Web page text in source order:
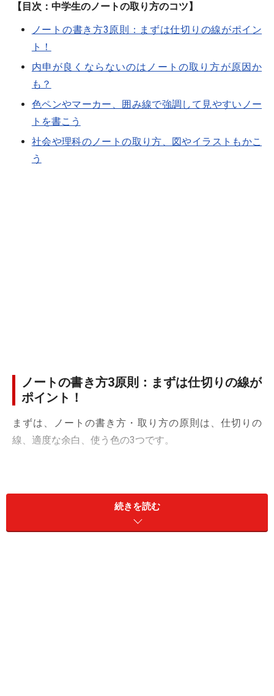
【目次：中学生のノートの取り方のコツ】
ノートの書き方3原則：まずは仕切りの線がポイン
ト！
内申が良くならないのはノートの取り方が原因か
も？
色ペンやマーカー、囲み線で強調して見やすいノー
トを書こう
社会や理科のノートの取り方、図やイラストもかこ
う
ノートの書き方3原則：まずは仕切りの線が
ポイント！
まずは、ノートの書き方・取り方の原則は、仕切りの
線、適度な余白、使う色の3つです。
番号を書く
丁寧な字で、適度にスペースを空け、見やすく書く
続きを読む